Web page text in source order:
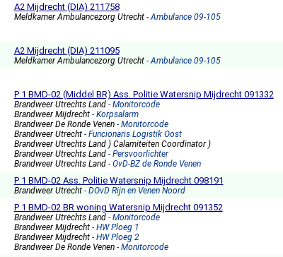
A2 Mijdrecht (DIA) 211758
Meldkamer Ambulancezorg Utrecht - Ambulance 09-105
A2 Mijdrecht (DIA) 211095
Meldkamer Ambulancezorg Utrecht - Ambulance 09-105
P 1 BMD-02 (Middel BR) Ass. Politie Watersnip Mijdrecht 091332
Brandweer Utrechts Land - Monitorcode
Brandweer Mijdrecht - Korpsalarm
Brandweer De Ronde Venen - Monitorcode
Brandweer Utrecht - Funcionaris Logistik Oost
Brandweer Utrechts Land ) Calamiteiten Coordinator )
Brandweer Utrechts Land - Persvoorlichter
Brandweer Utrechts Land - OvD-BZ de Ronde Venen
P 1 BMD-02 Ass. Politie Watersnip Mijdrecht 098191
Brandweer Utrecht - DOvD Rijn en Venen Noord
P 1 BMD-02 BR woning Watersnip Mijdrecht 091352
Brandweer Utrechts Land - Monitorcode
Brandweer Mijdrecht - HW Ploeg 1
Brandweer Mijdrecht - HW Ploeg 2
Brandweer De Ronde Venen - Monitorcode